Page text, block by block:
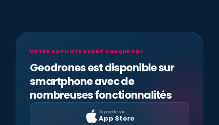
VOTRE COPILOTE AVANT CHAQUE VOL
Geodrones est disponible sur
smartphone avec de
nombreuses fonctionnalités
Disponible sur
App Store